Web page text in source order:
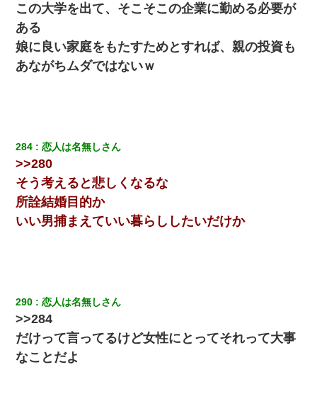
この大学を出て、そこそこの企業に勤める必要が
ある
娘に良い家庭をもたすためとすれば、親の投資も
あながちムダではないｗ
284 恋人は名無しさん
>>280
そう考えると悲しくなるな
所詮結婚目的か
いい男捕まえていい暮らししたいだけか
290 恋人は名無しさん
>>284
だけって言ってるけど女性にとってそれって大事
なことだよ